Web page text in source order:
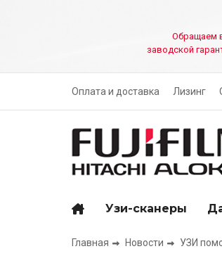
Обращаем
заводской
TL-
menu
Оплата и доставка Лизинг
навигация
Узи-сканеры
Главная Новости УЗИ